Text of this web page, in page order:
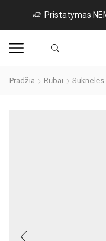
Pristatymas
Pradžia Rūbai Suknelės